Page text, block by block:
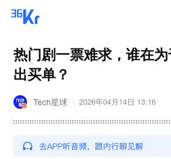
热门剧一票难求，谁在
出买单？
Tech星球 2026年04月14日 13:16